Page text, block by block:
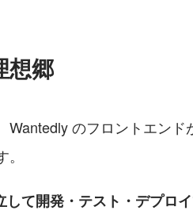
想郷
Wantedly のフロントエン
して開発・テスト・デプロ